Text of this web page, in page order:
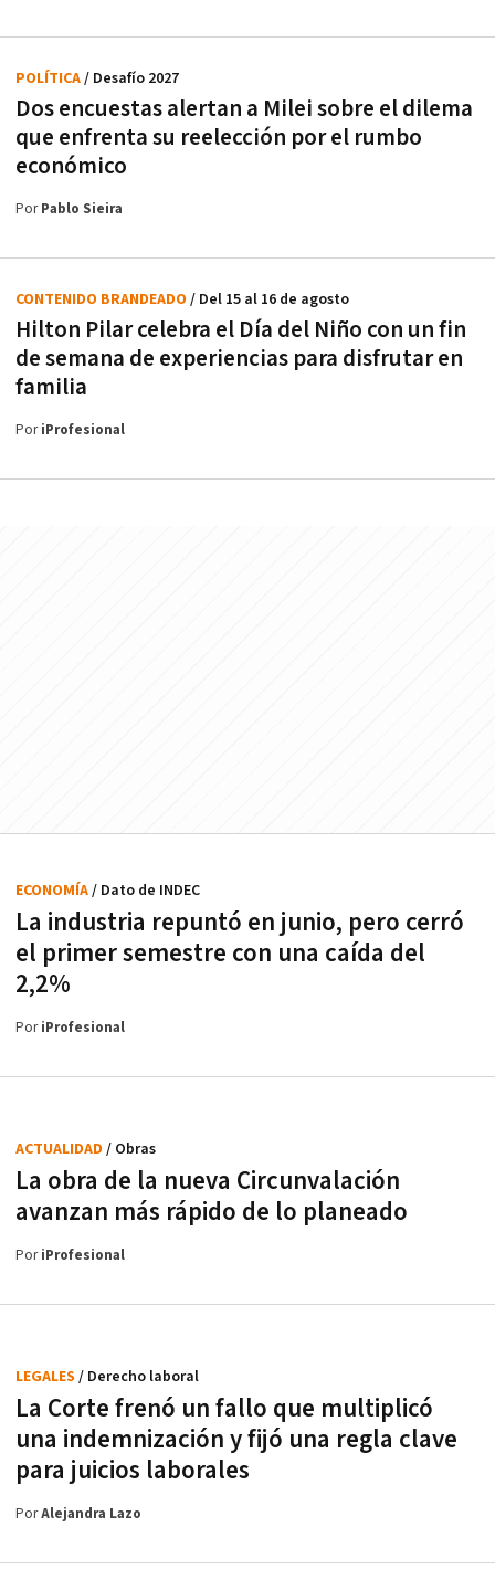
Dos encuestas alertan a Milei sobre el dilema
que enfrenta su reelección por el rumbo
económico
POLÍTICA/ Desafío 2027
PorPablo Sieira
Hilton Pilar celebra el Día del Niño con un fin
de semana de experiencias para disfrutar en
familia
CONTENIDO BRANDEADO / Del 15 al 16 de agosto
PoriProfesional
La industria repuntó en junio, pero cerró
el primer semestre con una caída del
2,2%
ECONOMÍA/ Dato de INDEC
PoriProfesional
La obra de la nueva Circunvalación
avanzan más rápido de lo planeado
ACTUALIDAD / Obras
PoriProfesional
La Corte frenó un fallo que multiplicó
una indemnización y fijó una regla clave
para juicios laborales
LEGALES / Derecho laboral
PorAlejandra Lazo